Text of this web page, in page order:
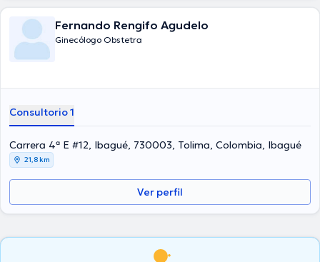
Fernando Rengifo Agudelo
Ginecólogo Obstetra
Consultorio 1
Carrera 4ª E #12, Ibagué, 730003, Tolima, Colombia, Ibagué
21,8 km
Ver perfil